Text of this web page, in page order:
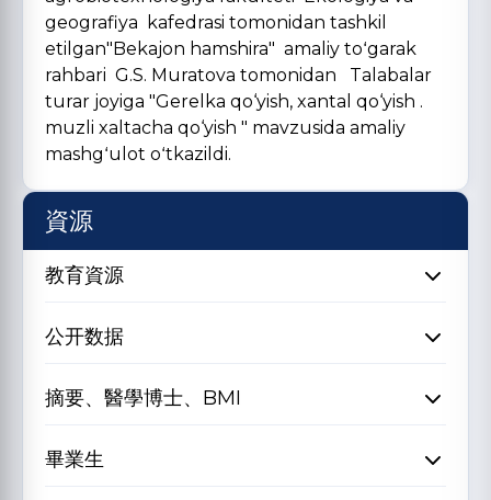
geografiya kafedrasi tomonidan tashkil
etilgan"Bekajon hamshira" amaliy toʻgarak
rahbari G.S. Muratova tomonidan Talabalar
turar joyiga "Gerelka qo‘yish, xantal qo‘yish .
muzli xaltacha qo‘yish " mavzusida amaliy
mashgʻulot oʻtkazildi.
資源
教育資源
公开数据
摘要、醫學博士、BMI
畢業生